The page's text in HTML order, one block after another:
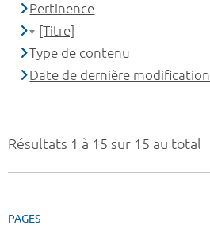
Résultats 1 à 15 sur 15 au total
PAGES
Pertinence
[Titre]
Type de contenu
Date de dernière modification